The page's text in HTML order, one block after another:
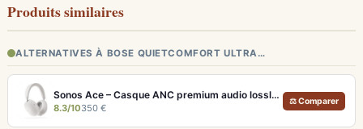
Produits similaires
ALTERNATIVES À BOSE QUIETCOMFORT ULTRA…
Sonos Ace – Casque ANC premium audio lossless et Dolby Atmos
8.3/10350 €
⚖ Comparer